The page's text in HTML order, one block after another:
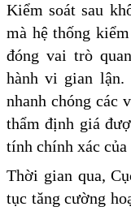
Kiểm soát sau
mà hệ thống
đóng vai trò
hành vi gian
nhanh chóng các
thẩm định giá
tính chính xác
Thời gian qua,
tục tăng cường